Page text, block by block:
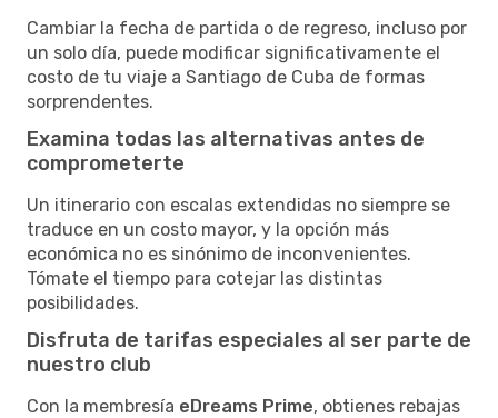
Cambiar la fecha de partida o de regreso, incluso por
un solo día, puede modificar significativamente el
costo de tu viaje a Santiago de Cuba de formas
sorprendentes.
Examina todas las alternativas antes de
comprometerte
Un itinerario con escalas extendidas no siempre se
traduce en un costo mayor, y la opción más
económica no es sinónimo de inconvenientes.
Tómate el tiempo para cotejar las distintas
posibilidades.
Disfruta de tarifas especiales al ser parte de
nuestro club
Con la membresía eDreams Prime, obtienes rebajas